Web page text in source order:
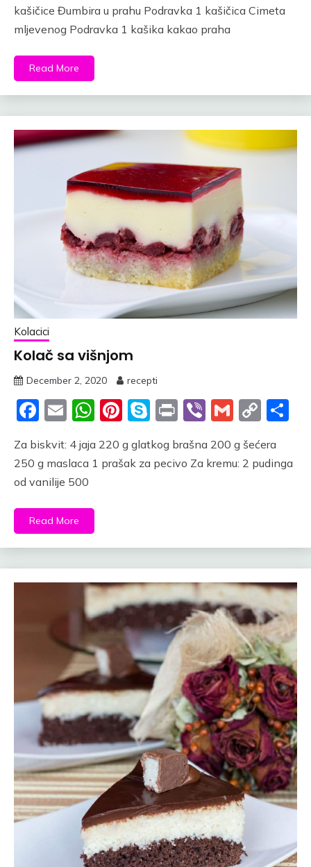
kašičice Đumbira u prahu Podravka 1 kašičica Cimeta
mljevenog Podravka 1 kašika kakao praha
Read More
Kolacici
Kolač sa višnjom
December 2, 2020 recepti
Facebook
EmailWhatsApp
Pinterest
Skype
PrintViberGmail
Za biskvit: 4 jaja 220 g glatkog brašna 200 g šećera
250 g maslaca 1 prašak za pecivo Za kremu: 2 pudinga
od vanilije 500
Read More